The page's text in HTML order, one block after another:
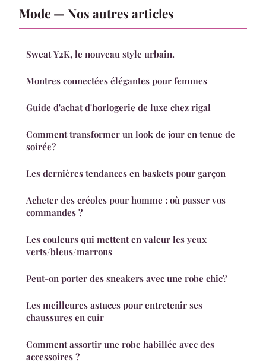
Mode — Nos autres articles
Sweat Y2K, le nouveau style urbain.
Montres connectées élégantes pour femmes
Guide d'achat d'horlogerie de luxe chez rigal
Comment transformer un look de jour en tenue de
soirée?
Les dernières tendances en baskets pour garçon
Acheter des créoles pour homme : où passer vos
commandes ?
Les couleurs qui mettent en valeur les yeux
verts/bleus/marrons
Peut-on porter des sneakers avec une robe chic?
Les meilleures astuces pour entretenir ses
chaussures en cuir
Comment assortir une robe habillée avec des
accessoires ?